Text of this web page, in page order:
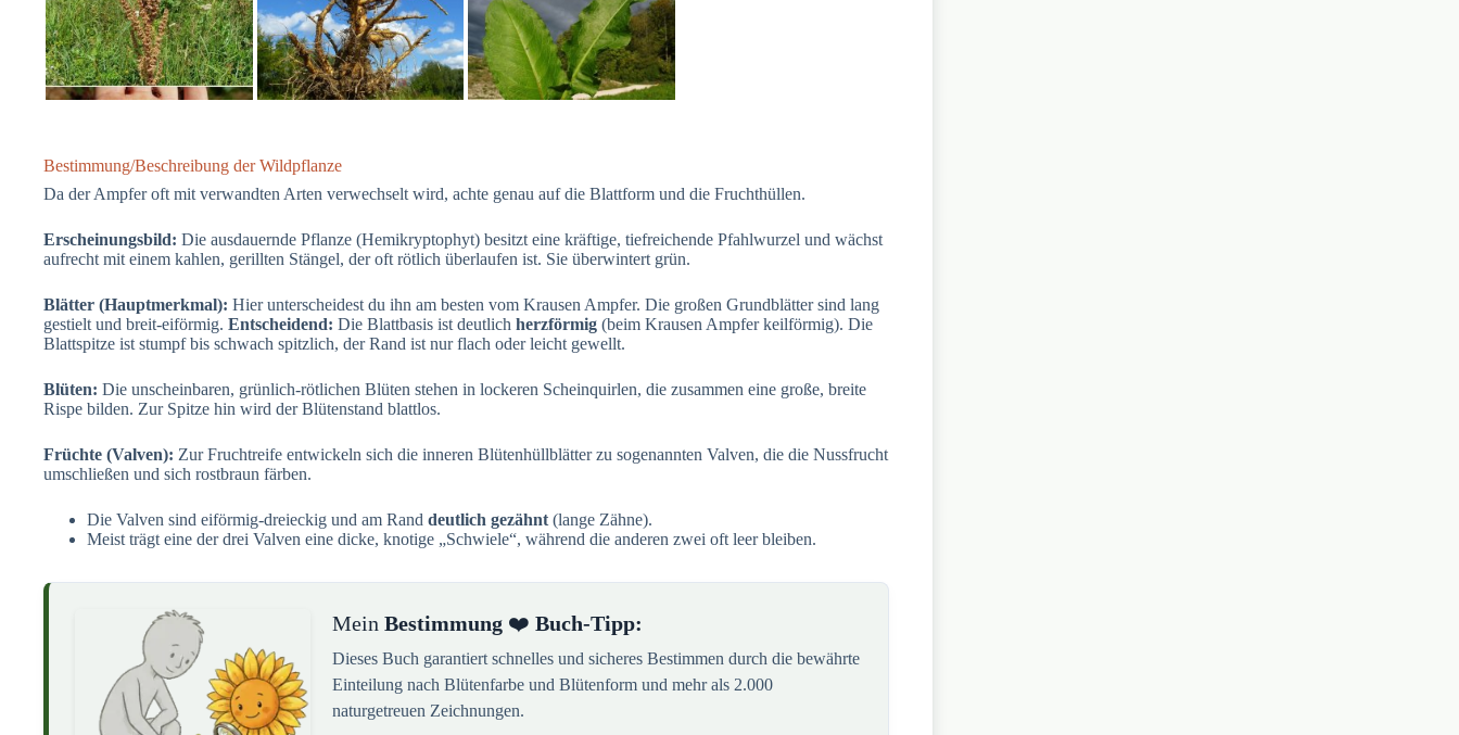
Bestimmung/Beschreibung der Wildpflanze
Da der Ampfer oft mit verwandten Arten verwechselt wird, achte genau auf die Blattform und die Fruchthüllen.
Erscheinungsbild: Die ausdauernde Pflanze (Hemikryptophyt) besitzt eine kräftige, tiefreichende Pfahlwurzel und wächst
aufrecht mit einem kahlen, gerillten Stängel, der oft rötlich überlaufen ist. Sie überwintert grün.
Blätter (Hauptmerkmal): Hier unterscheidest du ihn am besten vom Krausen Ampfer. Die großen Grundblätter sind lang
gestielt und breit-eiförmig. Entscheidend: Die Blattbasis ist deutlich herzförmig (beim Krausen Ampfer keilförmig). Die
Blattspitze ist stumpf bis schwach spitzlich, der Rand ist nur flach oder leicht gewellt.
Blüten: Die unscheinbaren, grünlich-rötlichen Blüten stehen in lockeren Scheinquirlen, die zusammen eine große, breite
Rispe bilden. Zur Spitze hin wird der Blütenstand blattlos.
Früchte (Valven): Zur Fruchtreife entwickeln sich die inneren Blütenhüllblätter zu sogenannten Valven, die die Nussfrucht
umschließen und sich rostbraun färben.
Die Valven sind eiförmig-dreieckig und am Rand deutlich gezähnt (lange Zähne).
Meist trägt eine der drei Valven eine dicke, knotige „Schwiele“, während die anderen zwei oft leer bleiben.
MeinBestimmung ❤️Buch-Tipp:
Dieses Buch garantiert schnelles und sicheres Bestimmen durch die bewährte
Einteilung nach Blütenfarbe und Blütenform und mehr als 2.000
naturgetreuen Zeichnungen.